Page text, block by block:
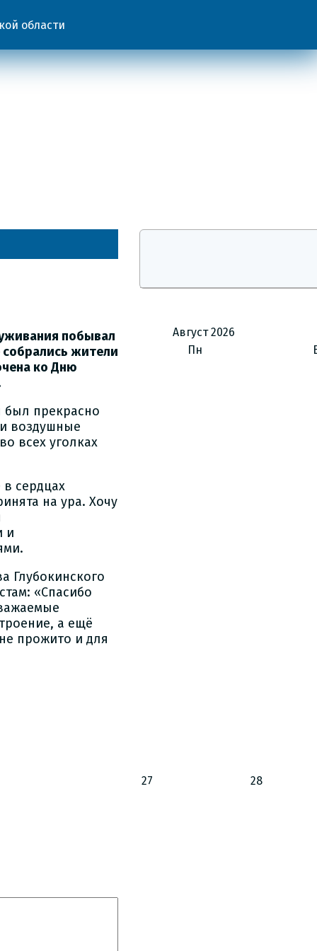
области
побывал
собрались жители
ко Дню
был прекрасно
воздушные
всех уголках
сердцах
на ура. Хочу
и
Глубокинского
«Спасибо
а ещё
прожито и для
Август 2026
Пн
27 28